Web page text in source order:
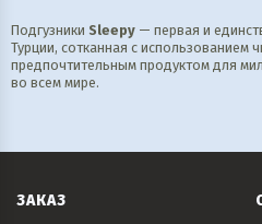
Подгузники Sleepy — первая и
Турции, сотканная с использованием
предпочтительным продуктом для
во всем мире.
ЗАКАЗ